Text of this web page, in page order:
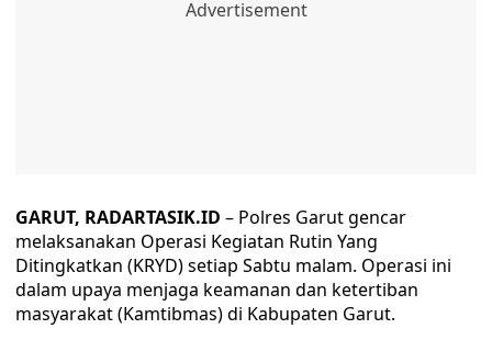
GARUT, RADARTASIK.ID – Polres Garut gencar
melaksanakan Operasi Kegiatan Rutin Yang
Ditingkatkan (KRYD) setiap Sabtu malam. Operasi ini
dalam upaya menjaga keamanan dan ketertiban
masyarakat (Kamtibmas) di Kabupaten Garut.